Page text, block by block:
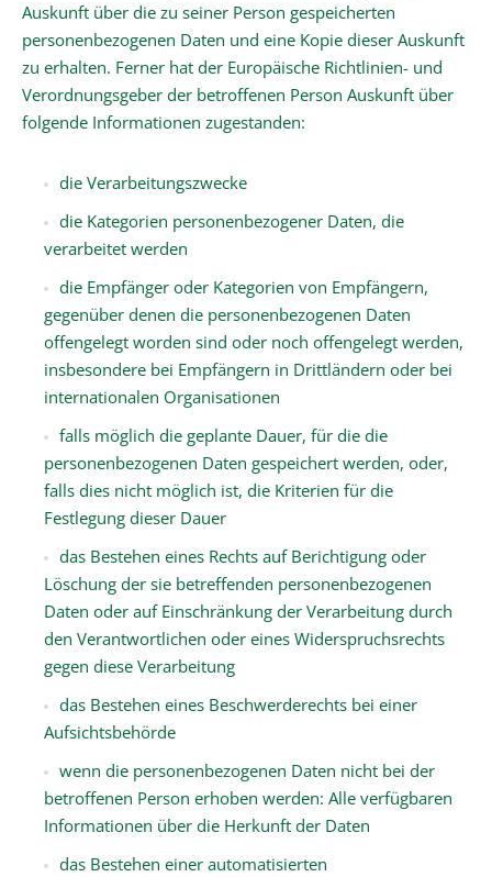
Auskunft über die zu seiner Person gespeicherten
personenbezogenen Daten und eine Kopie dieser Auskunft
zu erhalten. Ferner hat der Europäische Richtlinien- und
Verordnungsgeber der betroffenen Person Auskunft über
folgende Informationen zugestanden:
die Verarbeitungszwecke
die Kategorien personenbezogener Daten, die
verarbeitet werden
die Empfänger oder Kategorien von Empfängern,
gegenüber denen die personenbezogenen Daten
offengelegt worden sind oder noch offengelegt werden,
insbesondere bei Empfängern in Drittländern oder bei
internationalen Organisationen
falls möglich die geplante Dauer, für die die
personenbezogenen Daten gespeichert werden, oder,
falls dies nicht möglich ist, die Kriterien für die
Festlegung dieser Dauer
das Bestehen eines Rechts auf Berichtigung oder
Löschung der sie betreffenden personenbezogenen
Daten oder auf Einschränkung der Verarbeitung durch
den Verantwortlichen oder eines Widerspruchsrechts
gegen diese Verarbeitung
das Bestehen eines Beschwerderechts bei einer
Aufsichtsbehörde
wenn die personenbezogenen Daten nicht bei der
betroffenen Person erhoben werden: Alle verfügbaren
Informationen über die Herkunft der Daten
das Bestehen einer automatisierten